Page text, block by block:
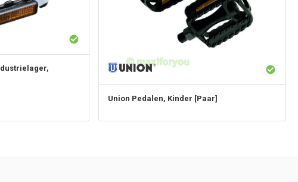
Union Pedalen, Kinder [Paar]